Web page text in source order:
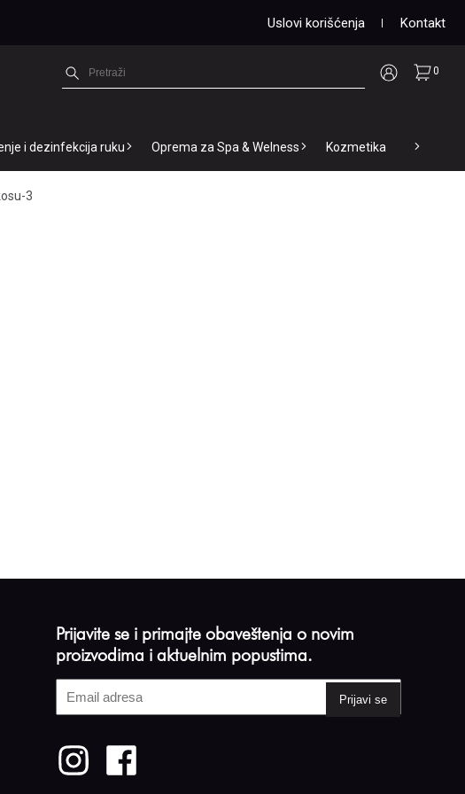
Uslovi korišćenja Kontakt
0
i dezinfekcija ruku Oprema za Spa & Welness Kozmetika
3
Prijavite se i primajte obaveštenja o novim
proizvodima i aktuelnim popustima.
adresa